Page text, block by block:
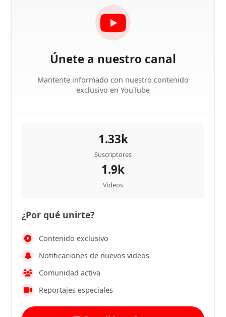
Únete a nuestro canal
Mantente informado con nuestro contenido
exclusivo en YouTube
1.33k
Suscriptores
1.9k
Videos
¿Por qué unirte?
Contenido exclusivo
Notificaciones de nuevos videos
Comunidad activa
Reportajes especiales